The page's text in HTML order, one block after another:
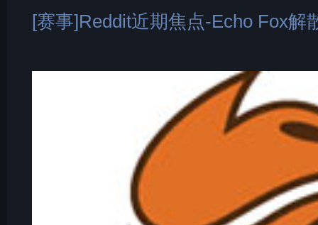
[赛事]Reddit近期焦点-Echo Fox解